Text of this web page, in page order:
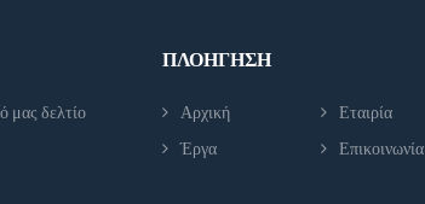
μας δελτίο
ΠΛΟΉΓΗΣΗ
Αρχική
Εταιρία
Έργα
Επικοινωνία